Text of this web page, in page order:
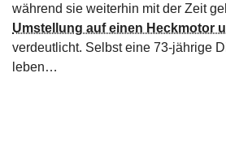
während sie weiterhin mit der Zeit
Umstellung auf einen Heckmotor
verdeutlicht. Selbst eine 73-jährige
leben…